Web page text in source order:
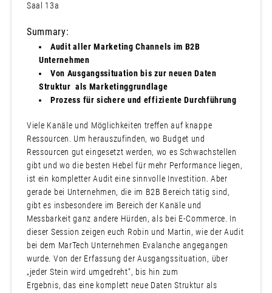
Saal 13a
Summary:
Audit aller Marketing Channels im B2B
Unternehmen
Von Ausgangssituation bis zur neuen Daten
Struktur als Marketinggrundlage
Prozess für sichere und effiziente Durchführung
Viele Kanäle und Möglichkeiten treffen auf knappe
Ressourcen. Um herauszufinden, wo Budget und
Ressourcen gut eingesetzt werden, wo es Schwachstellen
gibt und wo die besten Hebel für mehr Performance liegen,
ist ein kompletter Audit eine sinnvolle Investition. Aber
gerade bei Unternehmen, die im B2B Bereich tätig sind,
gibt es insbesondere im Bereich der Kanäle und
Messbarkeit ganz andere Hürden, als bei E-Commerce. In
dieser Session zeigen euch Robin und Martin, wie der Audit
bei dem MarTech Unternehmen Evalanche angegangen
wurde. Von der Erfassung der Ausgangssituation, über
„jeder Stein wird umgedreht“, bis hin zum
Ergebnis, das eine komplett neue Daten Struktur als